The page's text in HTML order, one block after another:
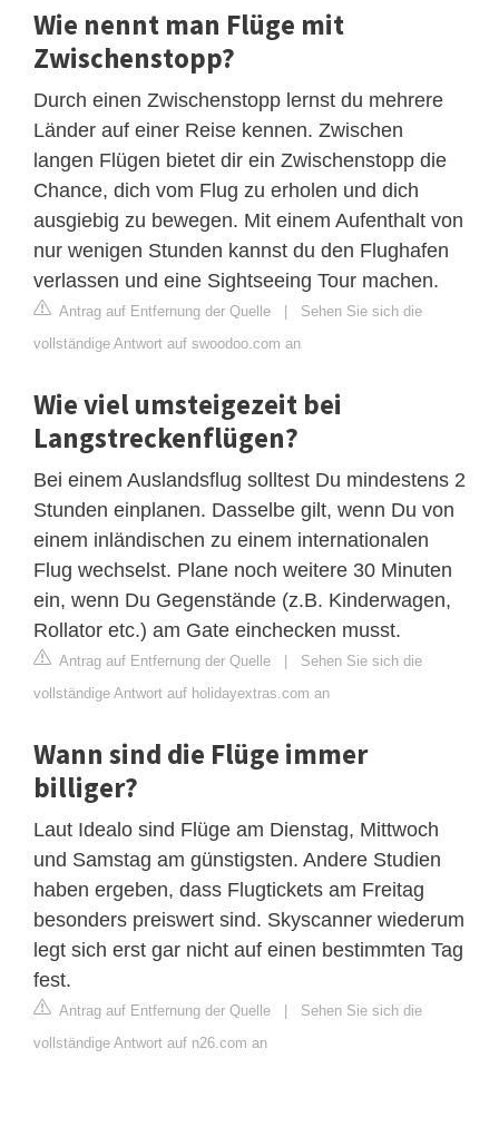
Wie nennt man Flüge mit
Zwischenstopp?
Durch einen Zwischenstopp lernst du mehrere
Länder auf einer Reise kennen. Zwischen
langen Flügen bietet dir ein Zwischenstopp die
Chance, dich vom Flug zu erholen und dich
ausgiebig zu bewegen. Mit einem Aufenthalt von
nur wenigen Stunden kannst du den Flughafen
verlassen und eine Sightseeing Tour machen.
Antrag auf Entfernung der Quelle | Sehen Sie sich die
vollständige Antwort auf swoodoo.com an
Wie viel umsteigezeit bei
Langstreckenflügen?
Bei einem Auslandsflug solltest Du mindestens 2
Stunden einplanen. Dasselbe gilt, wenn Du von
einem inländischen zu einem internationalen
Flug wechselst. Plane noch weitere 30 Minuten
ein, wenn Du Gegenstände (z.B. Kinderwagen,
Rollator etc.) am Gate einchecken musst.
Antrag auf Entfernung der Quelle | Sehen Sie sich die
vollständige Antwort auf holidayextras.com an
Wann sind die Flüge immer
billiger?
Laut Idealo sind Flüge am Dienstag, Mittwoch
und Samstag am günstigsten. Andere Studien
haben ergeben, dass Flugtickets am Freitag
besonders preiswert sind. Skyscanner wiederum
legt sich erst gar nicht auf einen bestimmten Tag
fest.
Antrag auf Entfernung der Quelle | Sehen Sie sich die
vollständige Antwort auf n26.com an